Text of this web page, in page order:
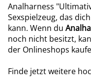
Analharness
Sexspielzeug, das
kann. Wenn du
noch nicht besitzt,
der Onlineshops
Finde jetzt weitere